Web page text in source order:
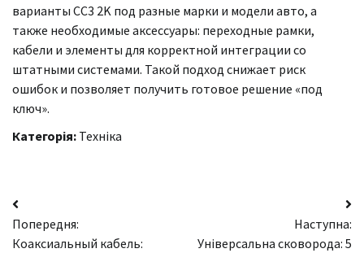
варианты CC3 2K под разные марки и модели авто, а
также необходимые аксессуары: переходные рамки,
кабели и элементы для корректной интеграции со
штатными системами. Такой подход снижает риск
ошибок и позволяет получить готовое решение «под
ключ».
Категорія: Техніка
Навігація
записів
Попередня:
Коаксиальный кабель:
Наступна:
Універсальна сковорода: 5